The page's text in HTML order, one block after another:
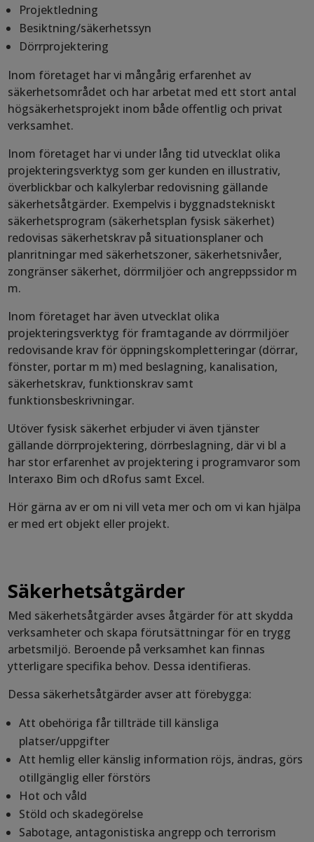
Projektledning
Besiktning/säkerhetssyn
Dörrprojektering
Inom företaget har vi mångårig erfarenhet av
säkerhetsområdet och har arbetat med ett stort antal
högsäkerhetsprojekt inom både offentlig och privat
verksamhet.
Inom företaget har vi under lång tid utvecklat olika
projekteringsverktyg som ger kunden en illustrativ,
överblickbar och kalkylerbar redovisning gällande
säkerhetsåtgärder. Exempelvis i byggnadstekniskt
säkerhetsprogram (säkerhetsplan fysisk säkerhet)
redovisas säkerhetskrav på situationsplaner och
planritningar med säkerhetszoner, säkerhetsnivåer,
zongränser säkerhet, dörrmiljöer och angreppssidor m
m.
Inom företaget har även utvecklat olika
projekteringsverktyg för framtagande av dörrmiljöer
redovisande krav för öppningskompletteringar (dörrar,
fönster, portar m m) med beslagning, kanalisation,
säkerhetskrav, funktionskrav samt
funktionsbeskrivningar.
Utöver fysisk säkerhet erbjuder vi även tjänster
gällande dörrprojektering, dörrbeslagning, där vi bl a
har stor erfarenhet av projektering i programvaror som
Interaxo Bim och dRofus samt Excel.
Hör gärna av er om ni vill veta mer och om vi kan hjälpa
er med ert objekt eller projekt.
Säkerhetsåtgärder
Med säkerhetsåtgärder avses åtgärder för att skydda
verksamheter och skapa förutsättningar för en trygg
arbetsmiljö. Beroende på verksamhet kan finnas
ytterligare specifika behov. Dessa identifieras.
Dessa säkerhetsåtgärder avser att förebygga:
Att obehöriga får tillträde till känsliga
platser/uppgifter
Att hemlig eller känslig information röjs, ändras, görs
otillgänglig eller förstörs
Hot och våld
Stöld och skadegörelse
Sabotage, antagonistiska angrepp och terrorism